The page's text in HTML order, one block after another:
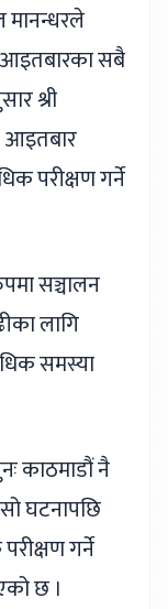
मानन्धरले
आइतबारका सबै
श्री
आइतबार
परीक्षण गर्ने
सञ्चालन
लागि
समस्या
काठमाडौं नै
घटनापछि
गर्ने
छ ।